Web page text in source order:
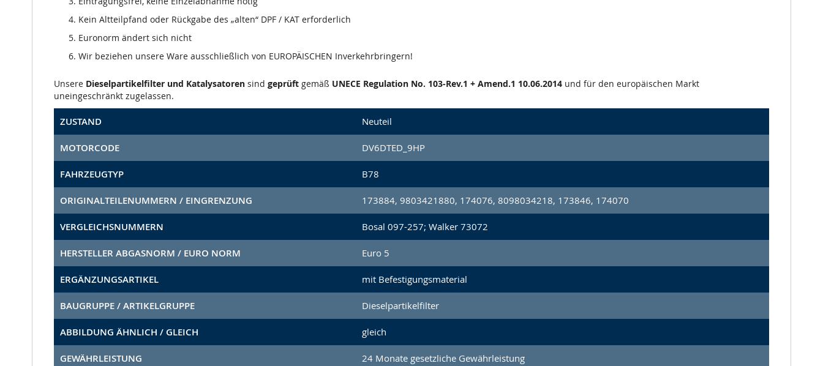
Kein Altteilpfand oder Rückgabe des „alten“ DPF / KAT erforderlich
Euronorm ändert sich nicht
Wir beziehen unsere Ware ausschließlich von EUROPÄISCHEN Inverkehrbringern!
Unsere Dieselpartikelfilter und Katalysatoren sind geprüft gemäß UNECE Regulation No. 103-Rev.1 + Amend.1 10.06.2014 und für den europäischen Markt
uneingeschränkt zugelassen.
ZUSTAND Neuteil
MOTORCODE DV6DTED_9HP
FAHRZEUGTYP B78
ORIGINALTEILENUMMERN / EINGRENZUNG 173884, 9803421880, 174076, 8098034218, 173846, 174070
VERGLEICHSNUMMERN Bosal 097-257; Walker 73072
HERSTELLER ABGASNORM / EURO NORM Euro 5
ERGÄNZUNGSARTIKEL mit Befestigungsmaterial
BAUGRUPPE / ARTIKELGRUPPE Dieselpartikelfilter
ABBILDUNG ÄHNLICH / GLEICH gleich
GEWÄHRLEISTUNG 24 Monate gesetzliche Gewährleistung